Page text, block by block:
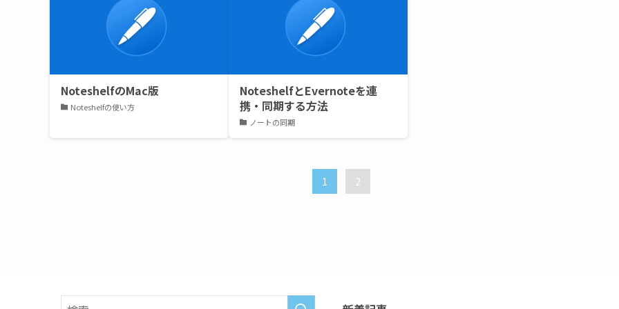
NoteshelfのMac版
Noteshelfの使い方
NoteshelfとEvernoteを連
携・同期する方法
ノートの同期
1 2